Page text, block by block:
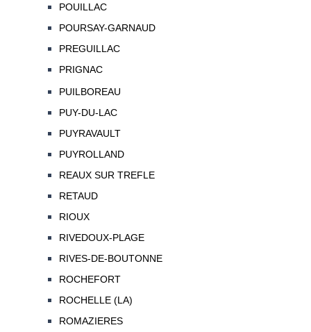
POUILLAC
POURSAY-GARNAUD
PREGUILLAC
PRIGNAC
PUILBOREAU
PUY-DU-LAC
PUYRAVAULT
PUYROLLAND
REAUX SUR TREFLE
RETAUD
RIOUX
RIVEDOUX-PLAGE
RIVES-DE-BOUTONNE
ROCHEFORT
ROCHELLE (LA)
ROMAZIERES